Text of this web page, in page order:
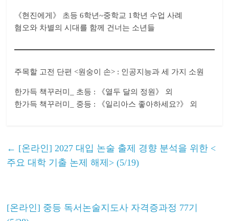
《현진에게》 초등 6학년~중학교 1학년 수업 사례
혐오와 차별의 시대를 함께 건너는 소년들
주목할 고전 단편 <원숭이 손> : 인공지능과 세 가지 소원
한가득 책꾸러미_ 초등 : 《열두 달의 정원》 외
한가득 책꾸러미_ 중등 : 《일리아스 좋아하세요?》 외
← [온라인] 2027 대입 논술 출제 경향 분석을 위한 <
주요 대학 기출 논제 해제> (5/19)
[온라인] 중등 독서논술지도사 자격증과정 77기